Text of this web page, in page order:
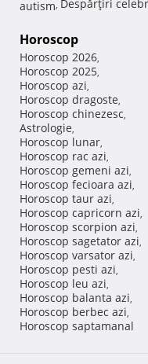
autism, Despărţiri
Horoscop
Horoscop 2026,
Horoscop 2025,
Horoscop azi,
Horoscop dragoste,
Horoscop chinezesc,
Astrologie,
Horoscop lunar,
Horoscop rac azi,
Horoscop gemeni azi,
Horoscop fecioara azi,
Horoscop taur azi,
Horoscop capricorn azi,
Horoscop scorpion azi,
Horoscop sagetator azi,
Horoscop varsator azi,
Horoscop pesti azi,
Horoscop leu azi,
Horoscop balanta azi,
Horoscop berbec azi,
Horoscop saptamanal